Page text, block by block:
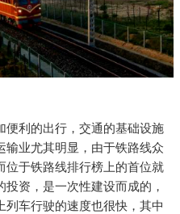
便利的出行，交通的基础设施
输业尤其明显，由于铁路线众
位于铁路线排行榜上的首位就
资，是一次性建设而成的，
列车行驶的速度也很快，其中